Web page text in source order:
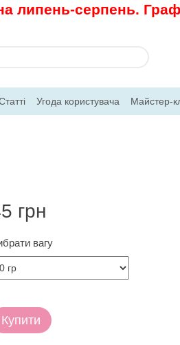
липень-серпень.
Угода користувача
Майстер-
грн
вагу
Купити